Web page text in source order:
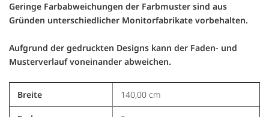
Geringe Farbabweichungen der Farbmuster sind aus
Gründen unterschiedlicher Monitorfabrikate vorbehalten.
Aufgrund der gedruckten Designs kann der Faden- und
Musterverlauf voneinander abweichen.
Breite 140,00 cm